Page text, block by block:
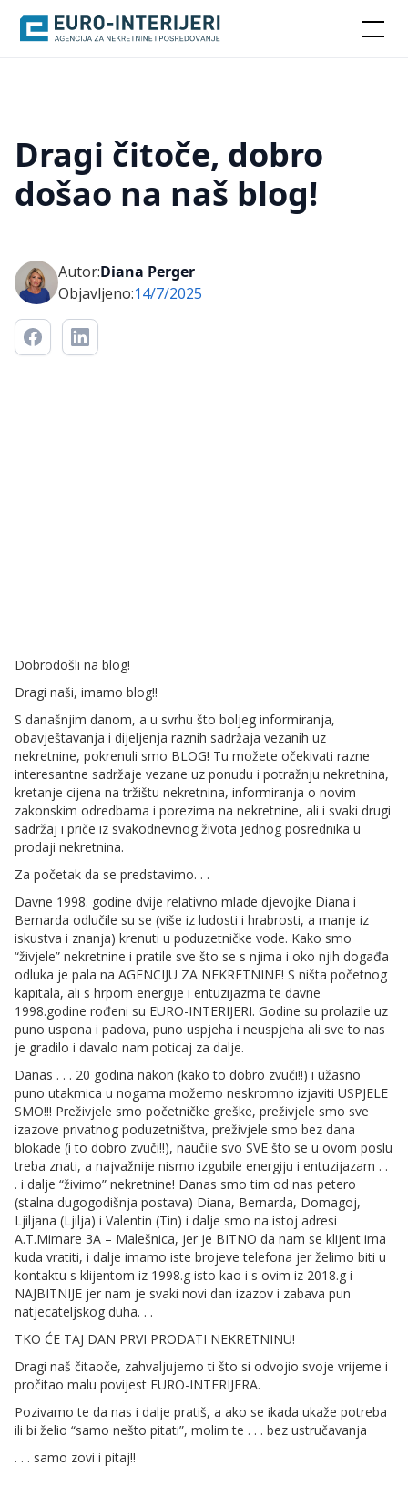
Dragi čitoče, dobro
došao na naš blog!
Autor:Diana Perger
Objavljeno:14/7/2025
Dobrodošli na blog!
Dragi naši, imamo blog!!
S današnjim danom, a u svrhu što boljeg informiranja,
obavještavanja i dijeljenja raznih sadržaja vezanih uz
nekretnine, pokrenuli smo BLOG! Tu možete očekivati razne
interesantne sadržaje vezane uz ponudu i potražnju nekretnina,
kretanje cijena na tržištu nekretnina, informiranja o novim
zakonskim odredbama i porezima na nekretnine, ali i svaki drugi
sadržaj i priče iz svakodnevnog života jednog posrednika u
prodaji nekretnina.
Za početak da se predstavimo. . .
Davne 1998. godine dvije relativno mlade djevojke Diana i
Bernarda odlučile su se (više iz ludosti i hrabrosti, a manje iz
iskustva i znanja) krenuti u poduzetničke vode. Kako smo
“živjele” nekretnine i pratile sve što se s njima i oko njih događa
odluka je pala na AGENCIJU ZA NEKRETNINE! S ništa početnog
kapitala, ali s hrpom energije i entuzijazma te davne
1998.godine rođeni su EURO-INTERIJERI. Godine su prolazile uz
puno uspona i padova, puno uspjeha i neuspjeha ali sve to nas
je gradilo i davalo nam poticaj za dalje.
Danas . . . 20 godina nakon (kako to dobro zvuči!!) i užasno
puno utakmica u nogama možemo neskromno izjaviti USPJELE
SMO!!! Preživjele smo početničke greške, preživjele smo sve
izazove privatnog poduzetništva, preživjele smo bez dana
blokade (i to dobro zvuči!!), naučile svo SVE što se u ovom poslu
treba znati, a najvažnije nismo izgubile energiju i entuzijazam . .
. i dalje “živimo” nekretnine! Danas smo tim od nas petero
(stalna dugogodišnja postava) Diana, Bernarda, Domagoj,
Ljiljana (Ljilja) i Valentin (Tin) i dalje smo na istoj adresi
A.T.Mimare 3A – Malešnica, jer je BITNO da nam se klijent ima
kuda vratiti, i dalje imamo iste brojeve telefona jer želimo biti u
kontaktu s klijentom iz 1998.g isto kao i s ovim iz 2018.g i
NAJBITNIJE jer nam je svaki novi dan izazov i zabava pun
natjecateljskog duha. . .
TKO ĆE TAJ DAN PRVI PRODATI NEKRETNINU!
Dragi naš čitaoče, zahvaljujemo ti što si odvojio svoje vrijeme i
pročitao malu povijest EURO-INTERIJERA.
Pozivamo te da nas i dalje pratiš, a ako se ikada ukaže potreba
ili bi želio “samo nešto pitati”, molim te . . . bez ustručavanja
. . . samo zovi i pitaj!!